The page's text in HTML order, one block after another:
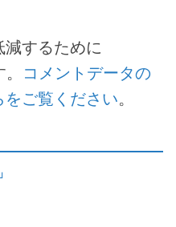
するために
コメントデータの
ご覧ください。